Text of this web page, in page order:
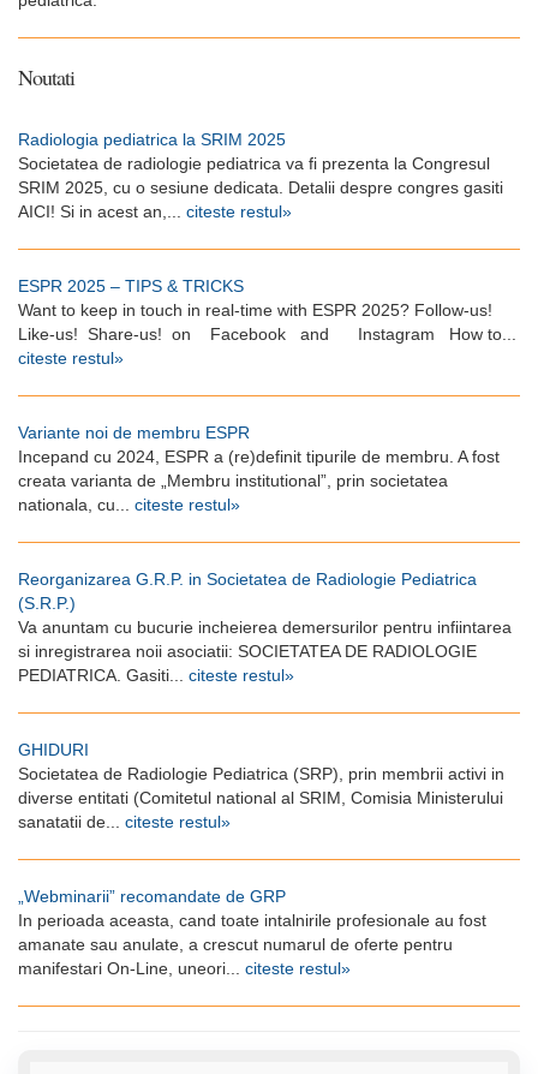
Noutati
Radiologia pediatrica la SRIM 2025
Societatea de radiologie pediatrica va fi prezenta la Congresul
SRIM 2025, cu o sesiune dedicata. Detalii despre congres gasiti
AICI! Si in acest an,... citeste restul»
ESPR 2025 – TIPS & TRICKS
Want to keep in touch in real-time with ESPR 2025? Follow-us!
Like-us! Share-us! on Facebook and Instagram How to...
citeste restul»
Variante noi de membru ESPR
Incepand cu 2024, ESPR a (re)definit tipurile de membru. A fost
creata varianta de „Membru institutional”, prin societatea
nationala, cu... citeste restul»
Reorganizarea G.R.P. in Societatea de Radiologie Pediatrica
(S.R.P.)
Va anuntam cu bucurie incheierea demersurilor pentru infiintarea
si inregistrarea noii asociatii: SOCIETATEA DE RADIOLOGIE
PEDIATRICA. Gasiti... citeste restul»
GHIDURI
Societatea de Radiologie Pediatrica (SRP), prin membrii activi in
diverse entitati (Comitetul national al SRIM, Comisia Ministerului
sanatatii de... citeste restul»
„Webminarii” recomandate de GRP
In perioada aceasta, cand toate intalnirile profesionale au fost
amanate sau anulate, a crescut numarul de oferte pentru
manifestari On-Line, uneori... citeste restul»